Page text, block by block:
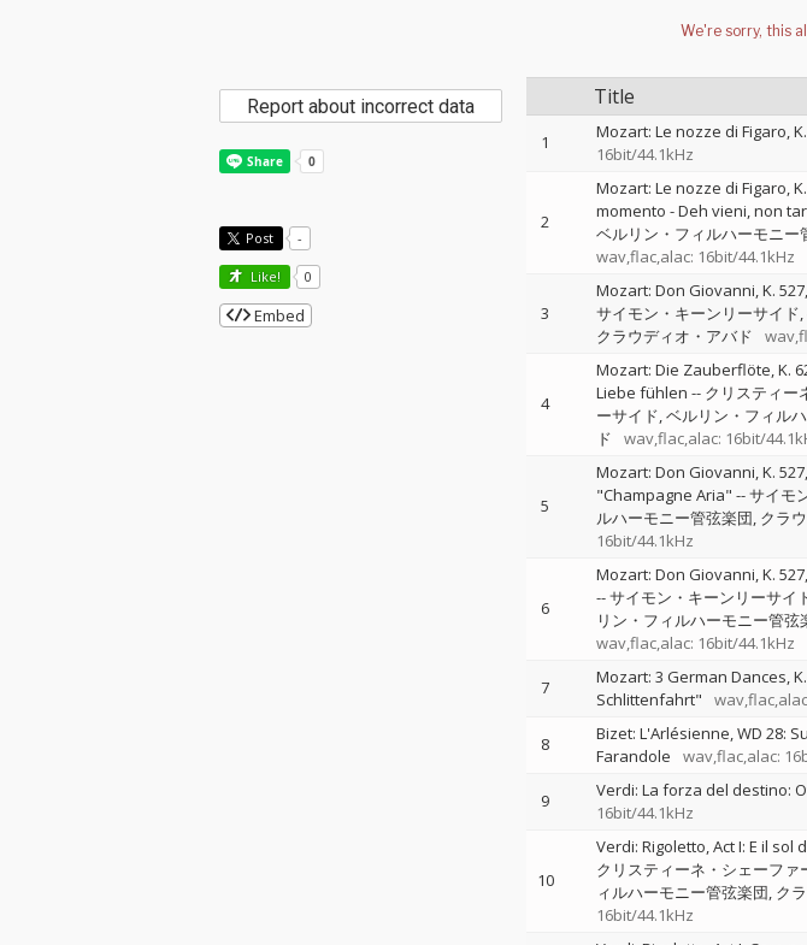
Title
1 Mozart: Le nozze di Figaro,
16bit/44.1kHz
2
Mozart: Le nozze di Figaro,
momento - Deh vieni, non
ベルリン・フィルハーモニー
wav,flac,alac: 16bit/44.1kHz
3
Mozart: Don Giovanni, K.
サイモン・キーンリーサイド
クラウディオ・アバド
4
Mozart: Die Zauberflöte, K.
Liebe fühlen -- クリスティー
ーサイド ベルリン・フィル
ド
wav,flac,alac: 16bit/
5
Mozart: Don Giovanni, K.
"Champagne Aria" --サイモ
ルハーモニー管弦楽団 クラ
16bit/44.1kHz
6
Mozart: Don Giovanni, K.
--サイモン・キーンリーサイ
リン・フィルハーモニー管弦
wav,flac,alac: 16bit/44.1kHz
7
Mozart: 3 German Dances,
Schlittenfahrt"
8
Bizet: L'Arlésienne, WD 28:
Farandole
wav,flac,alac:
9 Verdi: La forza del destino:
16bit/44.1kHz
10
Verdi: Rigoletto, Act I: E il
クリスティーネ・シェーファ
ィルハーモニー管弦楽団 ク
16bit/44.1kHz
Report about incorrect data
Post -
Like! 0
Embed